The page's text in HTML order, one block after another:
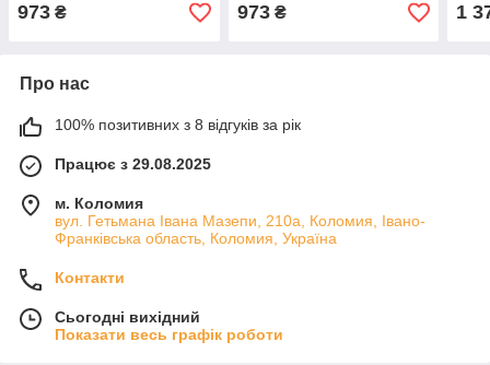
973 ₴ 973₴ 1
Про нас
100% позитивних з 8 відгуків за рік
Працює з 29.08.2025
м. Коломия
вул. Гетьмана Івана Мазепи, 210а, Коломия, Івано-
Франківська область, Коломия, Україна
Контакти
Сьогодні вихідний
Показати весь графік роботи